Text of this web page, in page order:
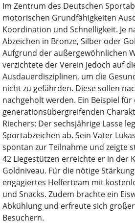
Im Zentrum des Deutschen
motorischen Grundfähigkeiten
Koordination und Schnelligkeit. Je
Abzeichen in Bronze, Silber oder
Aufgrund der außergewöhnlichen
verzichtete der Verein jedoch auf
Ausdauerdisziplinen, um die
nicht zu gefährden. Diese sollen
nachgeholt werden. Ein Beispiel für
generationsübergreifenden
Riechers: Der sechsjährige Lasse
Sportabzeichen ab. Sein Vater
spontan zur Teilnahme und zeigte
42 Liegestützen erreichte er in der
Goldniveau. Für die nötige
engagiertes Helferteam mit
und Snacks. Zudem brachte ein
Abkühlung und erfreute sich
Besuchern.